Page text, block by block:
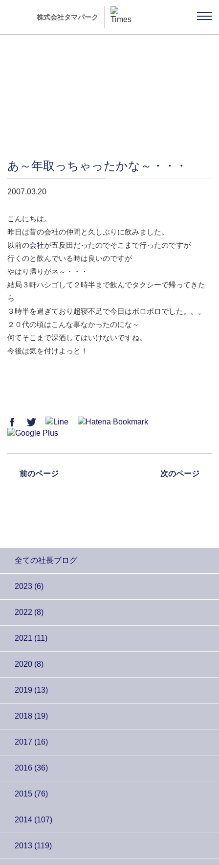
株式会社タマパーク
あ～年取っちゃったかな～・・・
2007.03.20
こんにちは。
昨日は昔の会社の仲間と久しぶりに飲みました。
以前の会社が五反田だったのでそこまで行ったのですが
行くのと飲んでいる時は良いのですが
やはり帰りがネ～・・・
結局３軒ハシゴして２時半まで飲んでタクシーで帰ってきた
ら
３時半を過ぎており超寝不足で今日はボロボロでした。。。
２０代の頃はこんな事なかったのにな～
何てそこまで深酒してはいけないですね。
今後は気を付けよっと！
前のページ 次のページ
全ての社長ブログ
2023 (6)
2022 (8)
2021 (11)
2020 (8)
2019 (13)
2018 (19)
2017 (16)
2016 (36)
2015 (76)
2014 (107)
2013 (119)